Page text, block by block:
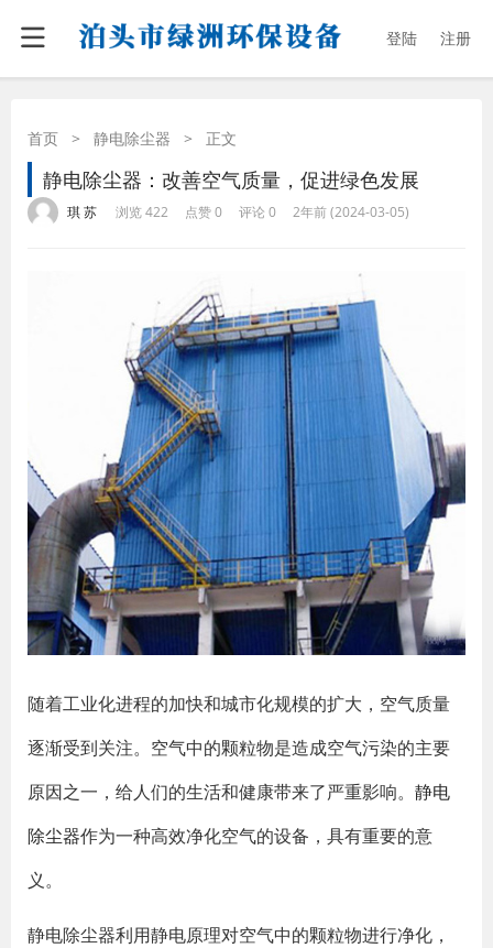
登陆 注册
首页 > 静电除尘器 > 正文
静电除尘器：改善空气质量，促进绿色发展
琪 苏 浏览 422 点赞 0 评论 0 2年前 (2024-03-05)
随着工业化进程的加快和城市化规模的扩大，空气质量
逐渐受到关注。空气中的颗粒物是造成空气污染的主要
原因之一，给人们的生活和健康带来了严重影响。 静电
除尘器作为一种高效净化空气的设备，具有重要的意
义。
静电除尘器利用静电原理对空气中的颗粒物进行净化，